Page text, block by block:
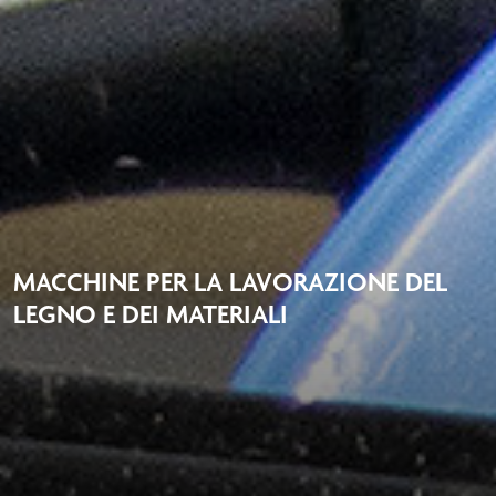
MACCHINE PER LA LAVORAZIONE DEL
LEGNO E DEI MATERIALI